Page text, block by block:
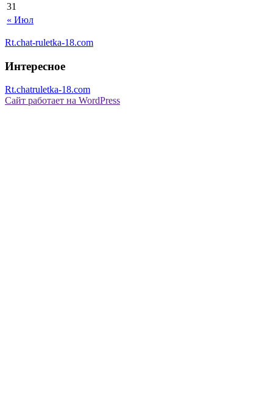
« Июл
31
Rt.chat-ruletka-18.com
Интересное
Rt.chatruletka-18.com
Сайт работает на WordPress